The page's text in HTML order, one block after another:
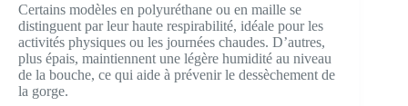
Certains modèles en polyuréthane ou en maille se
distinguent par leur haute respirabilité, idéale pour les
activités physiques ou les journées chaudes. D’autres,
plus épais, maintiennent une légère humidité au niveau
de la bouche, ce qui aide à prévenir le dessèchement de
la gorge.